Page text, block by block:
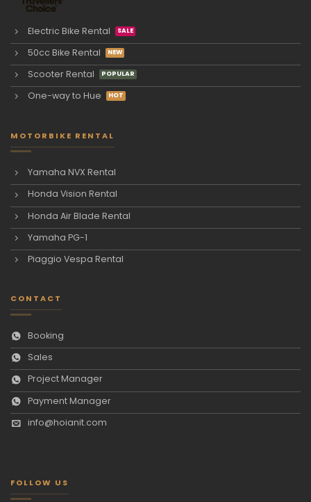
Electric Bike Rental
50cc Bike Rental
Scooter Rental
One-way to Hue
MOTORBIKE RENTAL
Yamaha NVX Rental
Honda Vision Rental
Honda Air Blade Rental
Yamaha PG-1
Piaggio Vespa Rental
CONTACT
Booking
Sales
Project Manager
Payment Manager
info@hoianit.com
FOLLOW US